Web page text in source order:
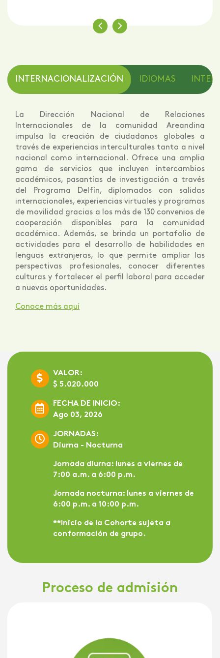
INTERNACIONALIZACIÓN IDIOMAS
La Dirección Nacional de Relaciones
Internacionales de la comunidad Areandina
impulsa la creación de ciudadanos globales a
través de experiencias interculturales tanto a nivel
nacional como internacional. Ofrece una amplia
gama de servicios que incluyen intercambios
académicos, pasantías de investigación a través
del Programa Delfín, diplomados con salidas
internacionales, experiencias virtuales y programas
de movilidad gracias a los más de 130 convenios de
cooperación disponibles para la comunidad
académica. Además, se brinda un portafolio de
actividades para el desarrollo de habilidades en
lenguas extranjeras, lo que permite ampliar las
perspectivas profesionales, conocer diferentes
culturas y fortalecer el perfil laboral para acceder
a nuevas oportunidades.
Conoce más aquí
VALOR:
$ 5.020.000
FECHA DE INICIO:
Ago 03, 2026
JORNADAS:
Diurna - Nocturna
Jornada diurna:lunes a viernes de
7:00 a.m. a 6:00 p.m.
Jornada nocturna:lunes a viernes de
6:00 p.m. a 10:00 p.m.
**Inicio de la Cohorte sujeta a
conformación de grupo.
Proceso de admisión